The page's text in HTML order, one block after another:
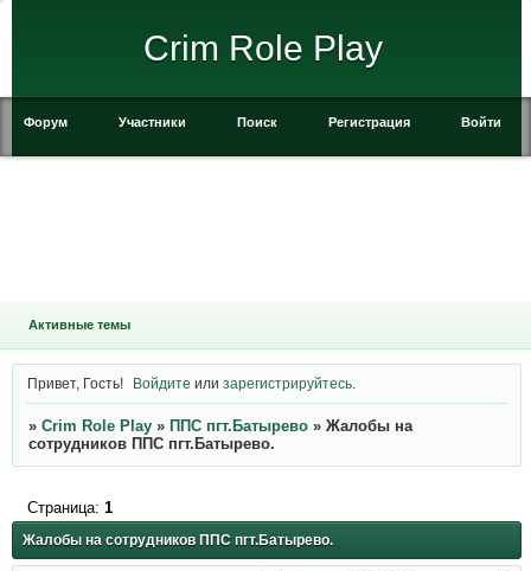
Crim Role Play
Форум Участники Поиск Регистрация Войти
Активные темы
Привет, Гость! Войдите илизарегистрируйтесь
» Crim Role Play » ППС пгт.Батырево » Жалобы на
сотрудников ППС пгт.Батырево.
Жалобы на сотрудников ППС пгт.Батырево.
Страница: 1